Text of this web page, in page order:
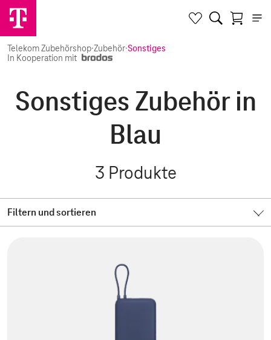
Telekom Zubehörshop·Zubehör·Sonstiges
In Kooperation mit
Sonstiges Zubehör in
Blau
3 Produkte
Filtern und sortieren